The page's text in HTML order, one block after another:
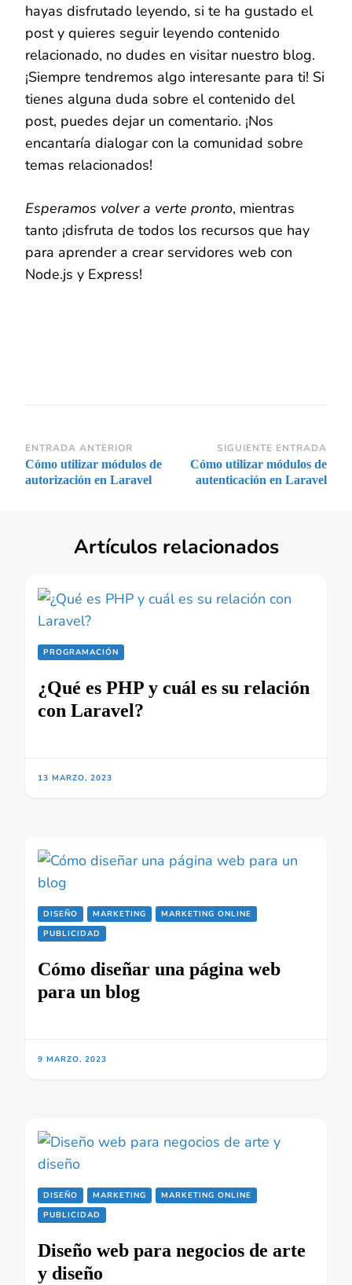
hayas disfrutado leyendo, si te ha gustado el
post y quieres seguir leyendo contenido
relacionado, no dudes en visitar nuestro blog.
¡Siempre tendremos algo interesante para ti! Si
tienes alguna duda sobre el contenido del
post, puedes dejar un comentario. ¡Nos
encantaría dialogar con la comunidad sobre
temas relacionados!
Esperamos volver a verte pronto, mientras
tanto ¡disfruta de todos los recursos que hay
para aprender a crear servidores web con
Node.js y Express!
Navegación
de
ENTRADA ANTERIOR
Cómo utilizar módulos de
autorización en Laravel
SIGUIENTE ENTRADA
Cómo utilizar módulos de
autenticación en Laravel
Artículos relacionados
PROGRAMACIÓN
¿Qué es PHP y cuál es su relación
con Laravel?
13 MARZO, 2023
DISEÑO MARKETING
MARKETING ONLINE
PUBLICIDAD
Cómo diseñar una página web
para un blog
9 MARZO, 2023
DISEÑO MARKETING
MARKETING ONLINE
PUBLICIDAD
Diseño web para negocios de arte
y diseño